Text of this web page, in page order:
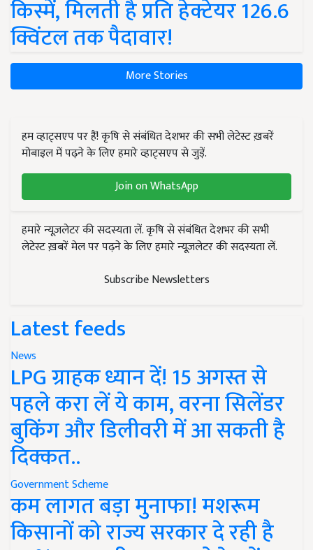
किस्में, मिलती है प्रति हेक्टेयर 126.6
क्विंटल तक पैदावार!
More Stories
हम व्हाट्सएप पर हैं! कृषि से संबंधित देशभर की सभी लेटेस्ट ख़बरें
मोबाइल में पढ़ने के लिए हमारे व्हाट्सएप से जुड़ें.
Join on WhatsApp
हमारे न्यूज़लेटर की सदस्यता लें. कृषि से संबंधित देशभर की सभी
लेटेस्ट ख़बरें मेल पर पढ़ने के लिए हमारे न्यूज़लेटर की सदस्यता लें.
Subscribe Newsletters
Latest feeds
News
LPG ग्राहक ध्यान दें! 15 अगस्त से
पहले करा लें ये काम, वरना सिलेंडर
बुकिंग और डिलीवरी में आ सकती है
दिक्कत..
Government Scheme
कम लागत बड़ा मुनाफा! मशरूम
किसानों को राज्य सरकार दे रही है